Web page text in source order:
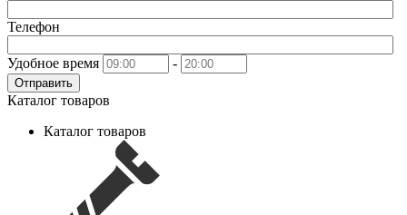
Телефон
Удобное время -
Отправить
Каталог товаров
Каталог товаров